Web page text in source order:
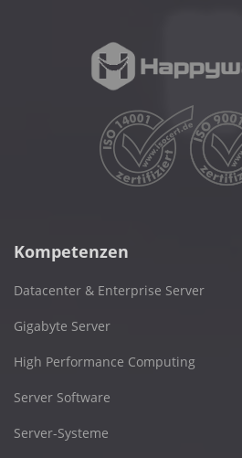
Kompetenzen
Datacenter & Enterprise Server
Gigabyte Server
High Performance Computing
Server Software
Server-Systeme